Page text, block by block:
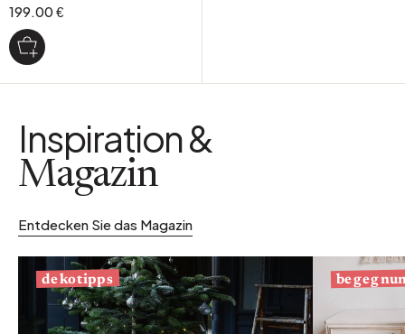
199.00 €
Inspiration &
Magazin
Entdecken Sie das Magazin
dekotipps